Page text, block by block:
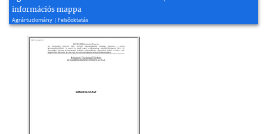
információs mappa
Agrártudomány | Felsőoktatás